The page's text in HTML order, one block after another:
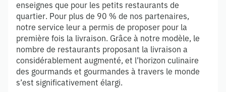
enseignes que pour les petits restaurants de
quartier. Pour plus de 90 % de nos partenaires,
notre service leur a permis de proposer pour la
première fois la livraison. Grâce à notre modèle, le
nombre de restaurants proposant la livraison a
considérablement augmenté, et l’horizon culinaire
des gourmands et gourmandes à travers le monde
s’est significativement élargi.